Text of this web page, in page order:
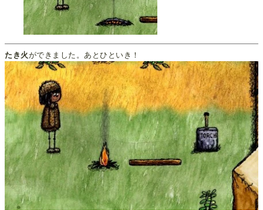
たき火ができました。あとひといき！